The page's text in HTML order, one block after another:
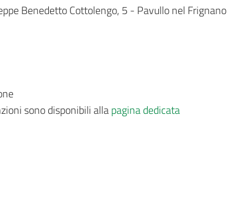
Benedetto Cottolengo, 5 - Pavullo nel Frignano
sono disponibili allapagina dedicata